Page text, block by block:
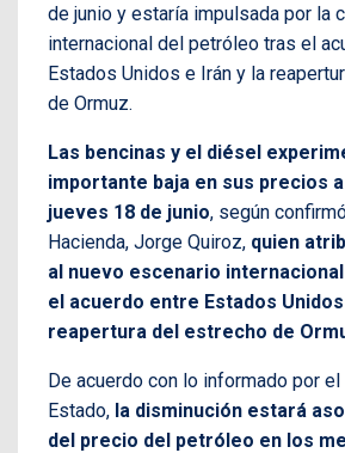
de junio y estaría impulsada por la
internacional del petróleo tras el
Estados Unidos e Irán y la
de Ormuz.
Las bencinas y el diésel
importante baja en sus precios
jueves 18 de junio, según
Hacienda, Jorge Quiroz, quien
al nuevo escenario
el acuerdo entre Estados
reapertura del estrecho de
De acuerdo con lo informado por
Estado, la disminución estará
del precio del petróleo en los